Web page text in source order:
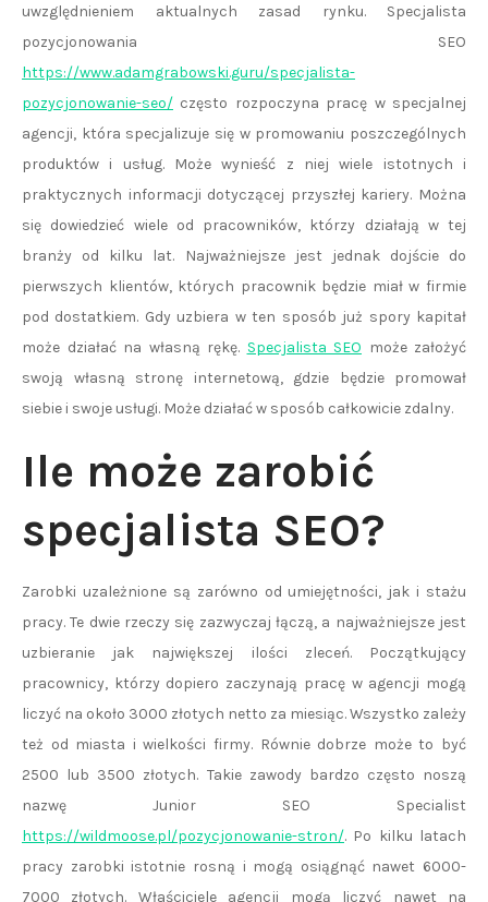
uwzględnieniem aktualnych zasad rynku. Specjalista
pozycjonowania SEO
https://www.adamgrabowski.guru/specjalista-
pozycjonowanie-seo/ często rozpoczyna pracę w specjalnej
agencji, która specjalizuje się w promowaniu poszczególnych
produktów i usług. Może wynieść z niej wiele istotnych i
praktycznych informacji dotyczącej przyszłej kariery. Można
się dowiedzieć wiele od pracowników, którzy działają w tej
branży od kilku lat. Najważniejsze jest jednak dojście do
pierwszych klientów, których pracownik będzie miał w firmie
pod dostatkiem. Gdy uzbiera w ten sposób już spory kapitał
może działać na własną rękę. Specjalista SEO może założyć
swoją własną stronę internetową, gdzie będzie promował
siebie i swoje usługi. Może działać w sposób całkowicie zdalny.
Ile może zarobić
specjalista SEO?
Zarobki uzależnione są zarówno od umiejętności, jak i stażu
pracy. Te dwie rzeczy się zazwyczaj łączą, a najważniejsze jest
uzbieranie jak największej ilości zleceń. Początkujący
pracownicy, którzy dopiero zaczynają pracę w agencji mogą
liczyć na około 3000 złotych netto za miesiąc. Wszystko zależy
też od miasta i wielkości firmy. Równie dobrze może to być
2500 lub 3500 złotych. Takie zawody bardzo często noszą
nazwę Junior SEO Specialist
https://wildmoose.pl/pozycjonowanie-stron/. Po kilku latach
pracy zarobki istotnie rosną i mogą osiągnąć nawet 6000-
7000 złotych. Właściciele agencji mogą liczyć nawet na